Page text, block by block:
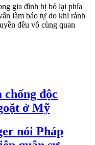
gia đình bị bỏ lại phía
làm báo tự do khi rảnh
đều vô cùng quan
chống độc
ở Mỹ
nói Pháp